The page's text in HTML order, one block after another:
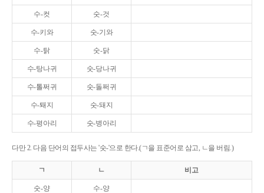
수-컷 숫-것
수-키와 숫-기와
수-탉 숫-닭
수-탕나귀 숫-당나귀
수-톨쩌귀 숫-돌쩌귀
수-퇘지 숫-돼지
수-평아리 숫-병아리
다만 2. 다음 단어의 접두사는 '숫-'으로 한다.(ㄱ을 표준어로 삼고, ㄴ을 버림.)
ㄱ ㄴ 비고
숫-양 수-양